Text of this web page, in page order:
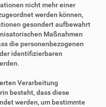
nicht mehr einer
werden können,
gesondert aufbewahrt
Maßnahmen
die personenbezogenen
identifizierbaren
Verarbeitung
besteht, dass diese
werden, um bestimmte